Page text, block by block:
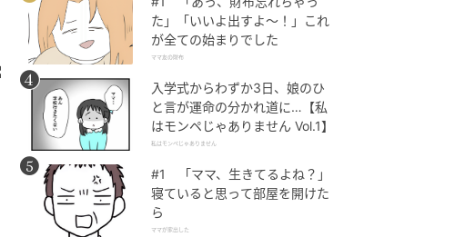
た」「いいよ出すよ〜！」これ
が全ての始まりでした
ママ友の財布
入学式からわずか3日、娘のひ
と言が運命の分かれ道に…【私
はモンペじゃありません Vol.1】
私はモンペじゃありません
#1 「ママ、生きてるよね？」
寝ていると思って部屋を開けた
ら
ママが家出した